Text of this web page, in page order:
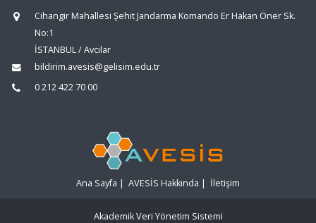
Cihangir Mahallesi Şehit Jandarma Komando Er Hakan Öner Sk.
No:1
İSTANBUL / Avcılar
bildirim.avesis@gelisim.edu.tr
0 212 422 70 00
Ana Sayfa | AVESİS Hakkında | İletişim
Akademik Veri Yönetim Sistemi